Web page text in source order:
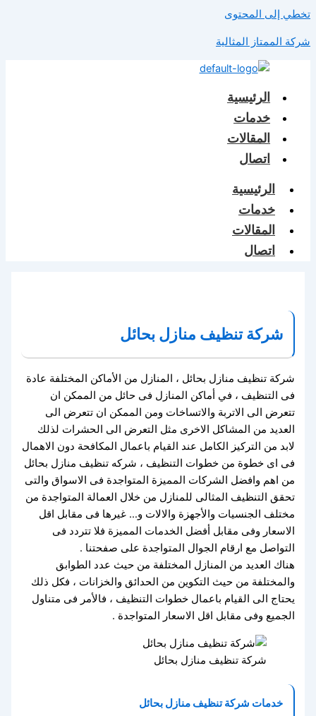
تخطي إلى المحتوى
شركة الممتاز المثالية
الرئيسية
خدمات
المقالات
اتصال
الرئيسية
خدمات
المقالات
اتصال
شركة تنظيف منازل بحائل
شركة تنظيف منازل بحائل ، المنازل من الأماكن المختلفة عادة
فى التنظيف ، في أماكن المنازل فى حائل من الممكن ان
تتعرض الى الاتربة والاتساخات ومن الممكن ان تتعرض الى
العديد من المشاكل الاخرى مثل التعرض الى الحشرات لذلك
لابد من التركيز الكامل عند القيام باعمال المكافحة دون الاهمال
فى اى خطوة من خطوات التنظيف ، شركه تنظيف منازل بحائل
من اهم وافضل الشركات المميزة المتواجدة فى الاسواق والتى
تحقق التنظيف المثالى للمنازل من خلال العمالة المتواجدة من
مختلف الجنسيات والأجهزة والالات و… غيرها فى مقابل اقل
الاسعار وفى مقابل أفضل الخدمات المميزة فلا تتردد فى
التواصل مع ارقام الجوال المتواجدة على صفحتنا .
هناك العديد من المنازل المختلفة من حيث عدد الطوابق
والمختلفة من حيث التكوين من الحدائق والخزانات ، فكل ذلك
يحتاج الى القيام باعمال خطوات التنظيف ، فالأمر فى متناول
الجميع وفى مقابل اقل الاسعار المتواجدة .
شركة تنظيف منازل بحائل
خدمات شركة تنظيف منازل بحائل